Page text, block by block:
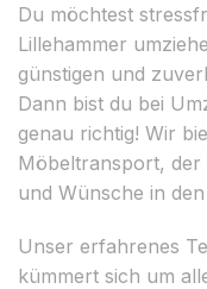
Du möchtest
Lillehammer
günstigen und
Dann bist du bei
genau richtig! Wir
Möbeltransport, der
und Wünsche in
Unser erfahrenes
kümmert sich um